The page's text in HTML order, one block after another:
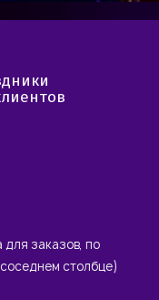
для заказов, по
столбце)